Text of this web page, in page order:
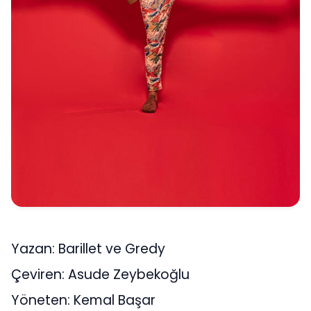
Yazan: Barillet ve Gredy
Çeviren: Asude Zeybekoğlu
Yöneten: Kemal Başar